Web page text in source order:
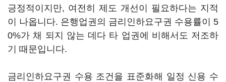
긍정적이지만, 여전히 제도 개선이 필요하다는 지적
이 나옵니다. 은행업권의 금리인하요구권 수용률이 5
0%가 채 되지 않는 데다 타 업권에 비해서도 저조하
기 때문입니다.
금리인하요구권 수용 조건을 표준화해 일정 신용 수